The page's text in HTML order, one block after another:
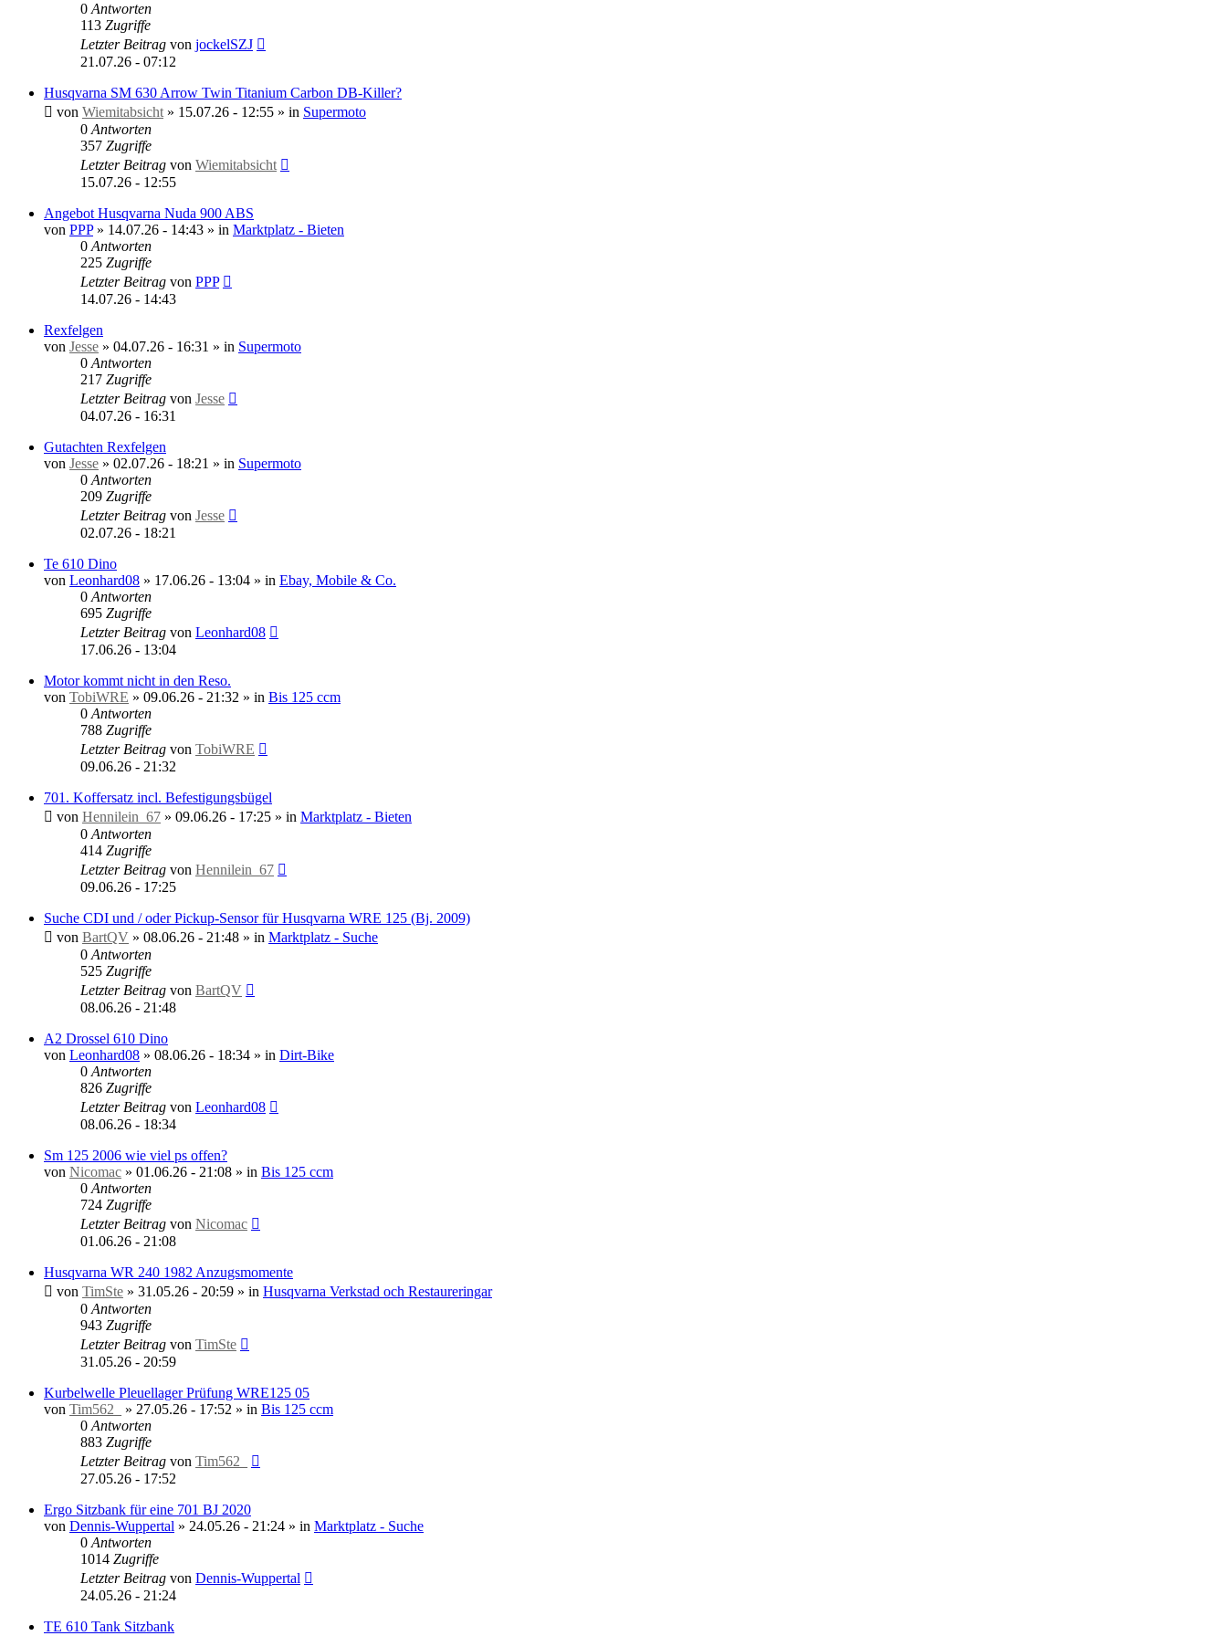
0 Antworten
113 Zugriffe
Letzter Beitrag von jockelSZJ
21.07.26 - 07:12
Husqvarna SM 630 Arrow Twin Titanium Carbon DB-Killer?
von Wiemitabsicht » 15.07.26 - 12:55 » in Supermoto
0 Antworten
357 Zugriffe
Letzter Beitrag von Wiemitabsicht
15.07.26 - 12:55
Angebot Husqvarna Nuda 900 ABS
von PPP» 14.07.26 - 14:43 » in Marktplatz - Bieten
0 Antworten
225 Zugriffe
Letzter Beitrag von PPP
14.07.26 - 14:43
Rexfelgen
von Jesse » 04.07.26 - 16:31 » in Supermoto
0 Antworten
217 Zugriffe
Letzter Beitrag von Jesse
04.07.26 - 16:31
Gutachten Rexfelgen
von Jesse » 02.07.26 - 18:21 » in Supermoto
0 Antworten
209 Zugriffe
Letzter Beitrag von Jesse
02.07.26 - 18:21
Te 610 Dino
von Leonhard08 » 17.06.26 - 13:04 » in Ebay, Mobile & Co.
0 Antworten
695 Zugriffe
Letzter Beitrag von Leonhard08
17.06.26 - 13:04
Motor kommt nicht in den Reso.
von TobiWRE » 09.06.26 - 21:32 » in Bis 125 ccm
0 Antworten
788 Zugriffe
Letzter Beitrag von TobiWRE
09.06.26 - 21:32
701. Koffersatz incl. Befestigungsbügel
von Hennilein_67 » 09.06.26 - 17:25 » in Marktplatz - Bieten
0 Antworten
414 Zugriffe
Letzter Beitrag von Hennilein_67
09.06.26 - 17:25
Suche CDI und / oder Pickup-Sensor für Husqvarna WRE 125 (Bj. 2009)
von BartQV » 08.06.26 - 21:48 » in Marktplatz - Suche
0 Antworten
525 Zugriffe
Letzter Beitrag von BartQV
08.06.26 - 21:48
A2 Drossel 610 Dino
von Leonhard08 » 08.06.26 - 18:34 » in Dirt-Bike
0 Antworten
826 Zugriffe
Letzter Beitrag von Leonhard08
08.06.26 - 18:34
Sm 125 2006 wie viel ps offen?
von Nicomac » 01.06.26 - 21:08 » in Bis 125 ccm
0 Antworten
724 Zugriffe
Letzter Beitrag von Nicomac
01.06.26 - 21:08
Husqvarna WR 240 1982 Anzugsmomente
von TimSte » 31.05.26 - 20:59 » in Husqvarna Verkstad och Restaureringar
0 Antworten
943 Zugriffe
Letzter Beitrag von TimSte
31.05.26 - 20:59
Kurbelwelle Pleuellager Prüfung WRE125 05
von Tim562_ » 27.05.26 - 17:52 » in Bis 125 ccm
0 Antworten
883 Zugriffe
Letzter Beitrag von Tim562_
27.05.26 - 17:52
Ergo Sitzbank für eine 701 BJ 2020
von Dennis-Wuppertal » 24.05.26 - 21:24 » in Marktplatz - Suche
0 Antworten
1014 Zugriffe
Letzter Beitrag von Dennis-Wuppertal
24.05.26 - 21:24
TE 610 Tank Sitzbank